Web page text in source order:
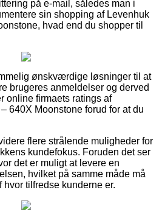
på e-mail, således man i
sin shopping af Levenhuk
hvad end du shopper til
ønskværdige løsninger til at
brugeres anmeldelser og derved
online firmaets ratings af
640X Moonstone forud for at du
flere strålende muligheder for
kundefokus. Foruden det ser
det er muligt at levere en
hvilket på samme måde må
tilfredse kunderne er.